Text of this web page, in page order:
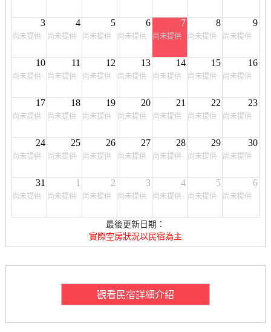
3
尚未提供
4
尚未提供
5
尚未提供
6
尚未提供
7
尚未提供
8
尚未提供
9
尚未提供
10
尚未提供
11
尚未提供
12
尚未提供
13
尚未提供
14
尚未提供
15
尚未提供
16
尚未提供
17
尚未提供
18
尚未提供
19
尚未提供
20
尚未提供
21
尚未提供
22
尚未提供
23
尚未提供
24
尚未提供
25
尚未提供
26
尚未提供
27
尚未提供
28
尚未提供
29
尚未提供
30
尚未提供
31
尚未提供
1
尚未提供
2
尚未提供
3
尚未提供
4
尚未提供
5
尚未提供
6
尚未提供
最後更新日期：
實際空房狀況以民宿為主
觀看民宿詳細介紹